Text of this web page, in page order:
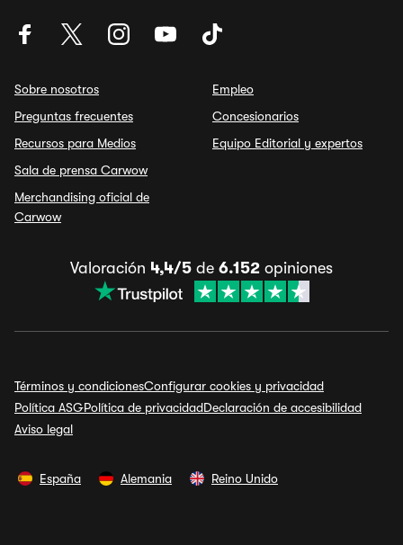
Sobre nosotros
Preguntas frecuentes
Recursos para Medios
Sala de prensa Carwow
Merchandising oficial de
Carwow
Empleo
Concesionarios
Equipo Editorial y expertos
Valoración 4,4/5 de 6.152 opiniones
Términos y condicionesConfigurar cookies y privacidad
Política ASGPolítica de privacidadDeclaración de accesibilidad
Aviso legal
España Alemania Reino Unido